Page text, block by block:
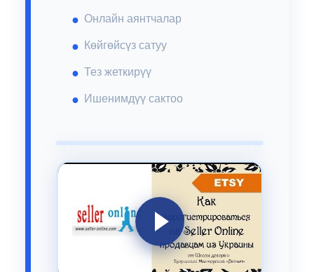
Онлайн аянтчалар
Көйгөйсүз сатуу
Тез жеткирүү
Ишенимдүү сактоо